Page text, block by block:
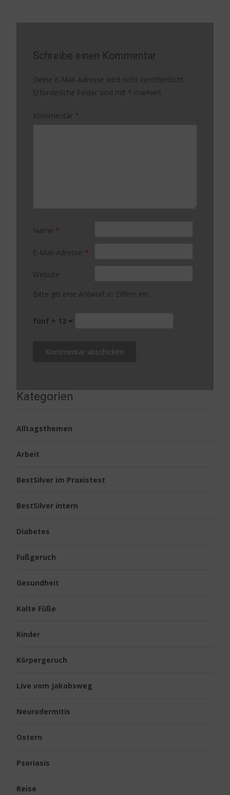
Schreibe einen Kommentar
Deine E-Mail-Adresse wird nicht veröffentlicht.
Erforderliche Felder sind mit * markiert
Kommentar *
Name *
E-Mail-Adresse *
Website
Bitte gib eine Antwort in Ziffern ein:
fünf + 12 =
Kategorien
Alltagsthemen
Arbeit
BestSilver im Praxistest
BestSilver intern
Diabetes
Fußgeruch
Gesundheit
Kalte Füße
Kinder
Körpergeruch
Live vom Jakobsweg
Neurodermitis
Ostern
Psoriasis
Reise